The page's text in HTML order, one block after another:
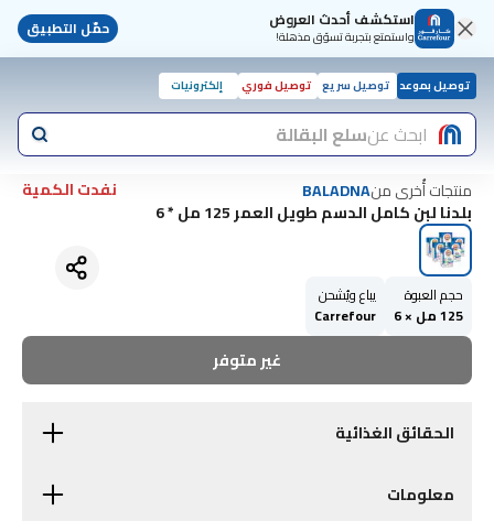
استكشف أحدث العروض
واستمتع بتجربة تسوّق مذهلة! حمّل التطبيق
توصيل بموعد توصيل سريع توصيل فوري إلكترونيات
ابحث عنسلع البقالة
منتجات أُخرى منBALADNA
نفدت الكمية
بلدنا لبن كامل الدسم طويل العمر 125 مل * 6
حجم العبوة
125 مل × 6
يباع ويُشحن
Carrefour
غير متوفر
الحقائق الغذائية
معلومات